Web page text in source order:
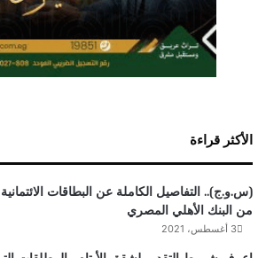
الأكثر قراءة
(س.و.ج).. التفاصيل الكاملة عن البطاقات الائتمانية
من البنك الأهلي المصري
3 أغسطس، 2021